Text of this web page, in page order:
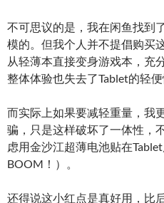
不可思议的是，我在闲鱼找到
模的。但我个人并不提倡购买
从轻薄本直接变身游戏本，充
整体体验也失去了Tablet的轻便
而实际上如果要减轻重量，我
骗，只是这样破坏了一体性，
虑用金沙江超薄电池贴在
BOOM！）。
还得说这小红点是真好用，比